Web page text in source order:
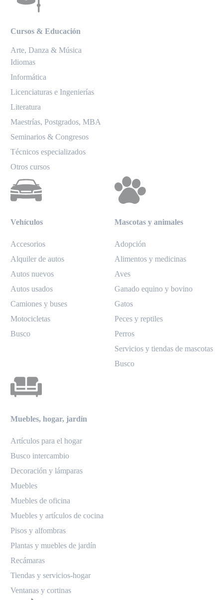
Cursos & Educación
Arte, Danza & Música
Idiomas
Informática
Licenciaturas e Ingenierías
Literatura
Maestrías, Postgrados, MBA
Seminarios & Congresos
Técnicos especializados
Otros cursos
Vehículos
Accesorios
Alquiler de autos
Autos nuevos
Autos usados
Camiones y buses
Motocicletas
Busco
Mascotas y animales
Adopción
Alimentos y medicinas
Aves
Ganado equino y bovino
Gatos
Peces y reptiles
Perros
Servicios y tiendas de mascotas
Busco
Muebles, hogar, jardín
Artículos para el hogar
Busco intercambio
Decoración y lámparas
Muebles
Muebles de oficina
Muebles y artículos de cocina
Pisos y alfombras
Plantas y muebles de jardín
Recámaras
Tiendas y servicios-hogar
Ventanas y cortinas